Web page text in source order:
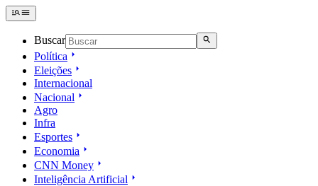
Buscar
Política
Eleições
Internacional
Nacional
Agro
Infra
Esportes
Economia
CNN Money
Inteligência Artificial